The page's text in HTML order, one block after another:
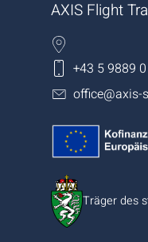
AXIS Flight
+43 5 9889 0
Träger des